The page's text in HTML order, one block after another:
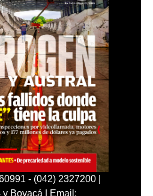
- (042) 2327200 |
Boyacá | Email: